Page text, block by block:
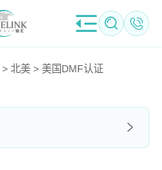
> 北美 > 美国DMF认证